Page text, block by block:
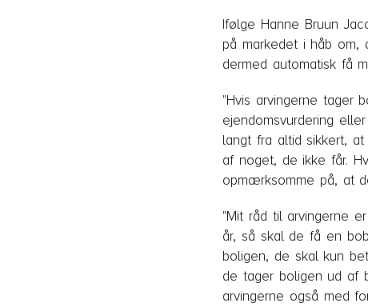
Ifølge Hanne Bruun
på markedet i håb
dermed automatisk få
"Hvis arvingerne
ejendomsvurdering
langt fra altid sikkert,
af noget, de ikke får.
opmærksomme på, at
"Mit råd til arvingerne
år, så skal de få en
boligen, de skal kun
de tager boligen ud af
arvingerne også med